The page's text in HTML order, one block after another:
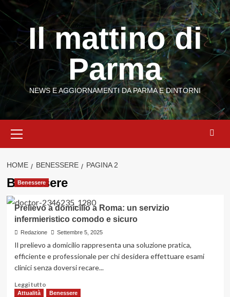
contenutoIl mattino di
Parma
NEWS E AGGIORNAMENTI DA PARMA E DINTORNI
principale
HOME BENESSERE PAGINA 2
Benessere
Benessere
Prelievo a domicilio a Roma: un servizio
infermieristico comodo e sicuro
Redazione Settembre 5, 2025
Il prelievo a domicilio rappresenta una soluzione pratica,
efficiente e professionale per chi desidera effettuare esami
clinici senza doversi recare...
Leggi tuttoLeggi
di
Attualità Benessere